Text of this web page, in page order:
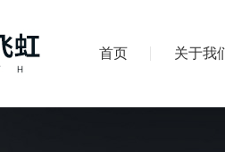
首页 关于我